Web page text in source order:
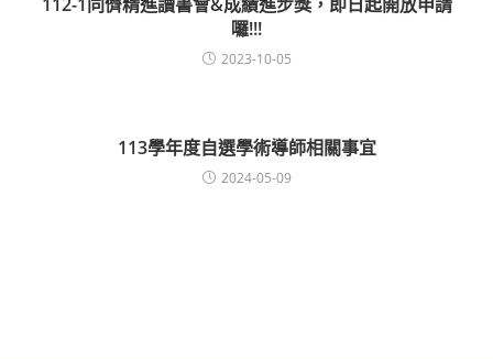
囉!!!
2023-10-05
113學年度自選學術導師相關事宜
2024-05-09